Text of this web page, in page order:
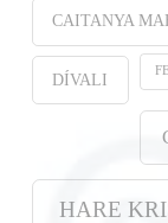
CAITANYA
DÍVALI
HARE